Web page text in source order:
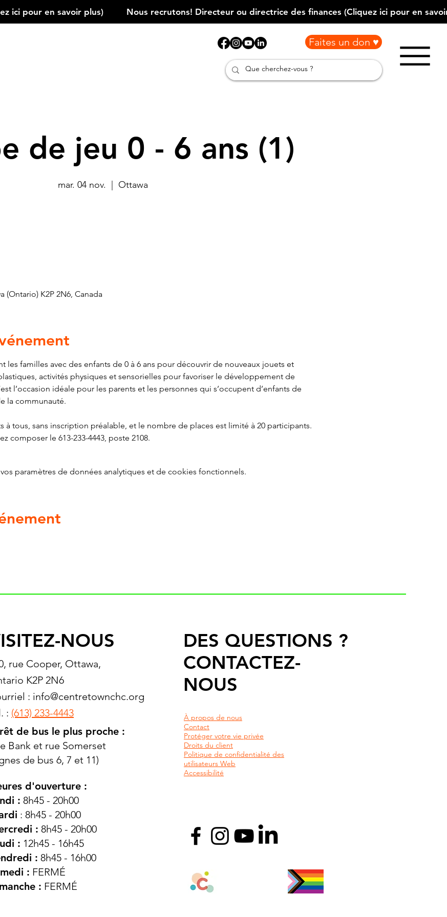
ici pour en savoir plus)
Faites un don ♥
de jeu 0 - 6 ans (1)
mar. 04 nov. Ottawa
(Ontario) K2P 2N6, Canada
les familles avec des enfants de 0 à 6 ans pour découvrir de nouveaux jouets et
activités physiques et sensorielles pour favoriser le développement de
l’occasion idéale pour les parents et les personnes qui s’occupent d’enfants de
la communauté.
à tous, sans inscription préalable, et le nombre de places est limité à 20 participants.
composer le 613-233-4443, poste 2108.
paramètres de données analytiques et de cookies fonctionnels.
NOUS
rue Cooper, Ottawa,
K2P 2N6
: info@centretownchc.org
: (613) 233-4443
de bus le plus proche :
Bank et rue Somerset
de bus 6, 7 et 11)
d'ouverture :
: 8h45 - 20h00
: 8h45 - 20h00
: 8h45 - 20h00
: 12h45 - 16h45
: 8h45 - 16h00
: FERMÉ
: FERMÉ
DES QUESTIONS ?
CONTACTEZ-
NOUS
À propos de nous
Contact
Protéger votre vie privée
Droits du client
Politique de confidentialité des
utilisateurs Web
Accessibilité